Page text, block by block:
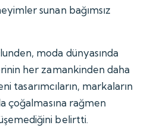
sunan bağımsız
moda dünyasında
her zamankinden daha
tasarımcıların, markaların
çoğalmasına rağmen
belirtti.